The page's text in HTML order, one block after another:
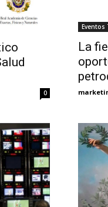
0
Eventos
La